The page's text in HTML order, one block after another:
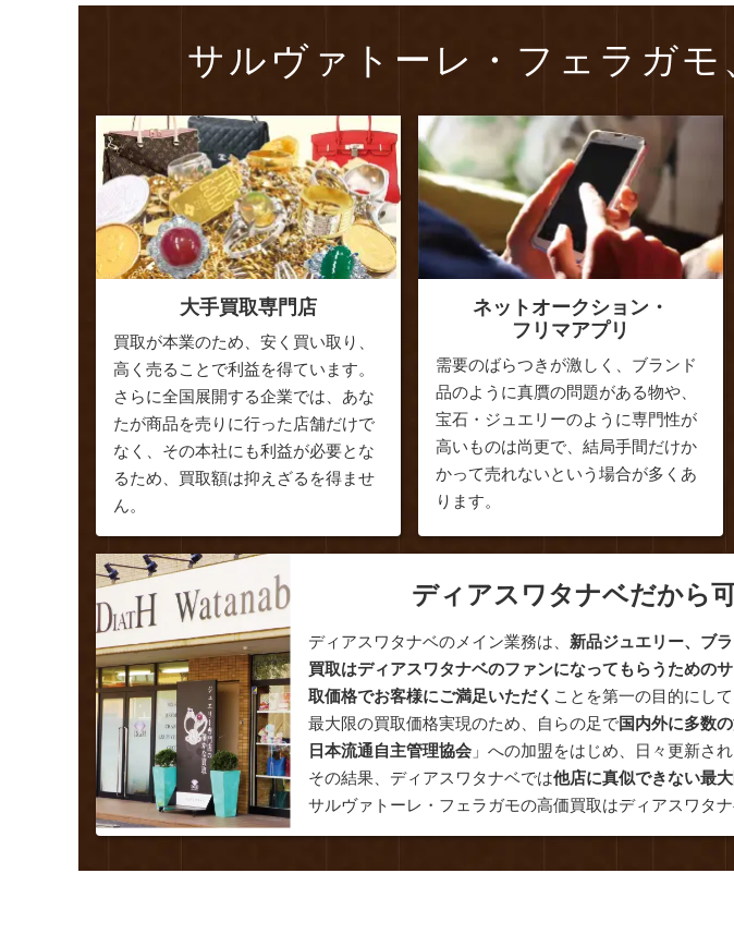
サルヴァトーレ・フェラガモ
大手買取専門店
買取が本業のため、安く買い取り、
高く売ることで利益を得ています。
さらに全国展開する企業では、あな
たが商品を売りに行った店舗だけで
なく、その本社にも利益が必要とな
るため、買取額は抑えざるを得ませ
ん。
ネットオークション・
フリマアプリ
需要のばらつきが激しく、ブランド
品のように真贋の問題がある物や、
宝石・ジュエリーのように専門性が
高いものは尚更で、結局手間だけか
かって売れないという場合が多くあ
ります。
ディアスワタナベだから
ディアスワタナベのメイン業務は、 新品ジュエリー、ブ
買取はディアスワタナベのファンになってもらうための
取価格でお客様にご満足いただく ことを第一の目的にして
最大限の買取価格実現のため、自らの足で国内外に多数
日本流通自主管理協会 」への加盟をはじめ、日々更新さ
その結果、ディアスワタナベでは他店に真似できない最
サルヴァトーレ・フェラガモの高価買取はディアスワタ